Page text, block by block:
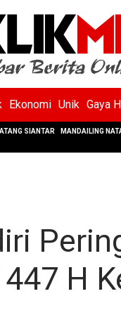
Ekonomi Unik Gaya
SIANTAR MANDAILING
H